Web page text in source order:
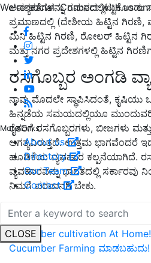
We're social. Connect with us on:
More Links
About us
Directory
Our Team
Contact
CLOSE
ಅವಶ್ಯಕತೆಗಳನ್ನು
ಪ್ರಮಾಣದಲ್ಲಿ (ದೇಶೀಯ ಹಿಟ್ಟಿನ ಗಿರಣಿ,
ಮಿನಿ ಹಿಟ್ಟಿನ ಗಿರಣಿ, ರೋಲರ್ ಹಿಟ್ಟಿನ
ಮತ್ತು ನಗರ ಪ್ರದೇಶಗಳಲ್ಲಿ ಹಿಟ್ಟಿನ
ರಸಗೊಬ್ಬರ ಅಂಗಡಿ
ನಾವು ಮೊದಲೇ ಸ್ಥಾಪಿಸಿದಂತೆ, ಕೃಷಿಯು
ಹಿನ್ನಡೆಯ ಸಮಯದಲ್ಲಿಯೂ
ರೈತರಿಗೆ ರಸಗೊಬ್ಬರಗಳು, ಬೀಜಗಳು
ಅಗತ್ಯವಿರುತ್ತದೆ. ಉತ್ತಮ ಭಾಗವೆಂದರೆ
ಹೂಡಿಕೆಯ ವ್ಯವಹಾರ ಕಲ್ಪನೆಯಾಗಿದೆ.
ವ್ಯವಹಾರವನ್ನು ಭಾರತದಲ್ಲಿ ಸರ್ಕಾರವು
ನಿಮಗೆ ಪರವಾನಗಿ ಬೇಕು.
ಇನ್ನಷ್ಟು ಓದಿರಿ:
Cucumber cultivation At
Cucumber Farming ಮಾಡಬಹುದು!